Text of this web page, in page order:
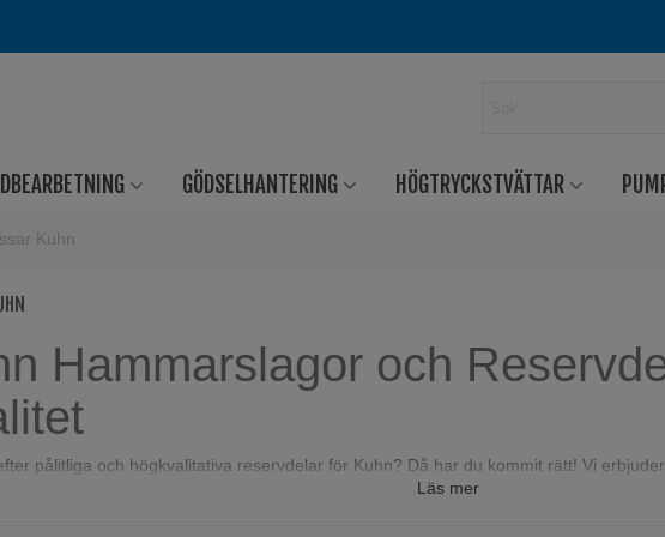
GÖDSELHANTERING HÖGTRYCKSTVÄTTAR
Kuhn
Hammarslagor och
pålitliga och högkvalitativa reservdelar för Kuhn? Då har du kommit rätt! Vi
Y-slagor, L-slagor, bultar och bussningar som är designade för att uppfylla de
Läs mer